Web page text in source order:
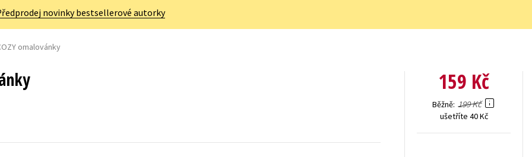
Kuchařky
novinky bestsellerové autorky
omalovánky
159 Kč
Běžně 199 Kč
ušetříte 40 Kč